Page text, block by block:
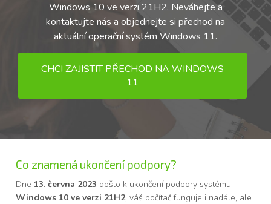
Windows 10 ve verzi 21H2. Neváhejte a
kontaktujte nás a objednejte si přechod na
aktuální operační systém Windows 11.
CHCI ZAJISTIT PŘECHOD NA WINDOWS
11
Co znamená ukončení podpory?
Dne 13. června 2023 došlo k ukončení podpory systému
Windows 10 ve verzi 21H2, váš počítač funguje i nadále, ale